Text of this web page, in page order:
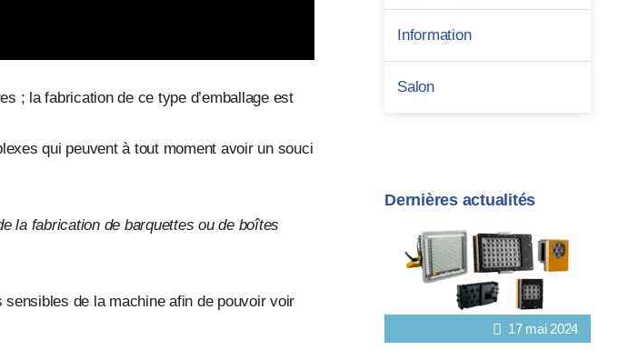
; la fabrication de ce type d’emballage est
qui peuvent à tout moment avoir un souci
la fabrication de barquettes ou de boîtes
de la machine afin de pouvoir voir
Information
Salon
Dernières actualités
17 mai 2024